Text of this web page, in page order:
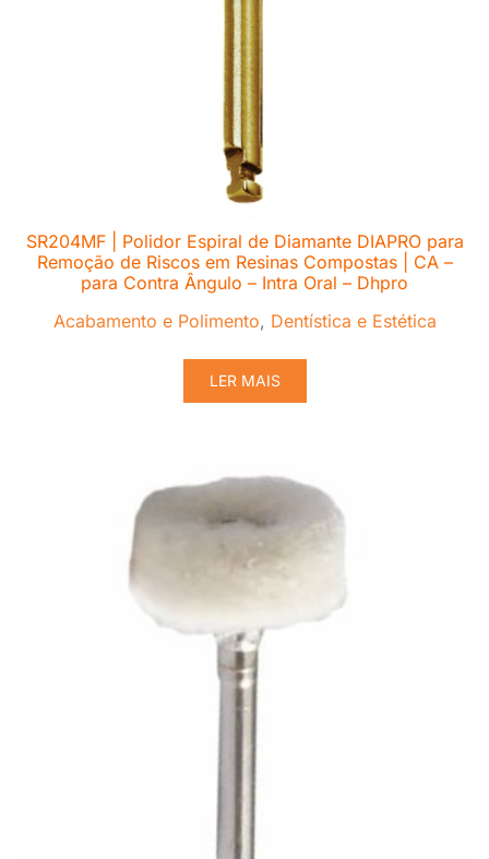
SR204MF | Polidor Espiral de Diamante DIAPRO para
Remoção de Riscos em Resinas Compostas | CA –
para Contra Ângulo – Intra Oral – Dhpro
Acabamento e Polimento, Dentística e Estética
LER MAIS